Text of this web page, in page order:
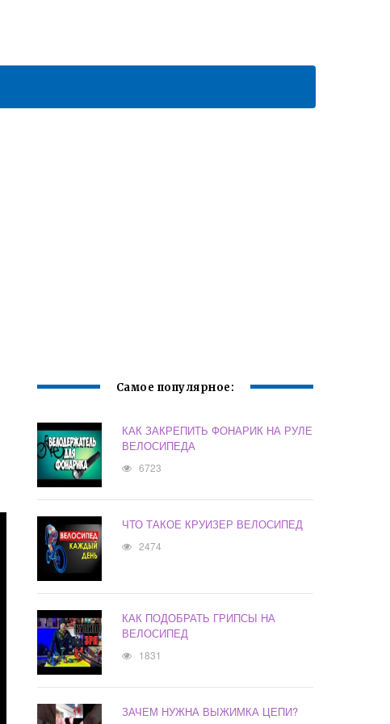
Самое популярное:
КАК ЗАКРЕПИТЬ ФОНАРИК НА РУЛЕ
ВЕЛОСИПЕДА
6723
ЧТО ТАКОЕ КРУИЗЕР ВЕЛОСИПЕД
2474
КАК ПОДОБРАТЬ ГРИПСЫ НА
ВЕЛОСИПЕД
1831
ЗАЧЕМ НУЖНА ВЫЖИМКА ЦЕПИ?